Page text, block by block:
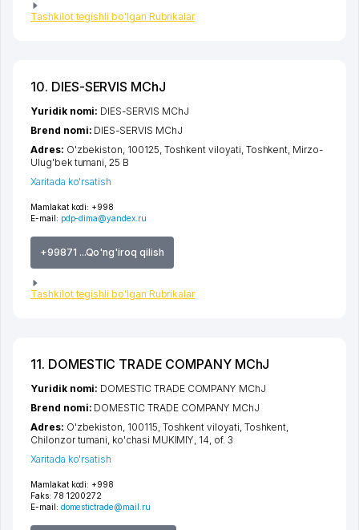
Tashkilot tegishli bo'lgan Rubrikalar
10. DIES-SERVIS MChJ
Mamlakat kodi: +998
E-mail: pdp-dima@yandex.ru
+99871 ...Qo'ng'iroq qilish
Tashkilot tegishli bo'lgan Rubrikalar
Yuridik nomi: DIES-SERVIS MChJ
Brend nomi: DIES-SERVIS MChJ
Adres: O'zbekiston, 100125, Toshkent viloyati Toshkent Mirzo-
Ulug'bek tumani , 25 B
Xaritada ko'rsatish
11. DOMESTIC TRADE COMPANY MChJ
Mamlakat kodi: +998
Faks: 78 1200272
E-mail: domestictrade@mail.ru
Yuridik nomi: DOMESTIC TRADE COMPANY MChJ
Brend nomi: DOMESTIC TRADE COMPANY MChJ
Adres: O'zbekiston, 100115, Toshkent viloyati, Toshkent,
Chilonzor tumani, ko'chasi MUKIMIY, 14, of. 3
Xaritada ko'rsatish